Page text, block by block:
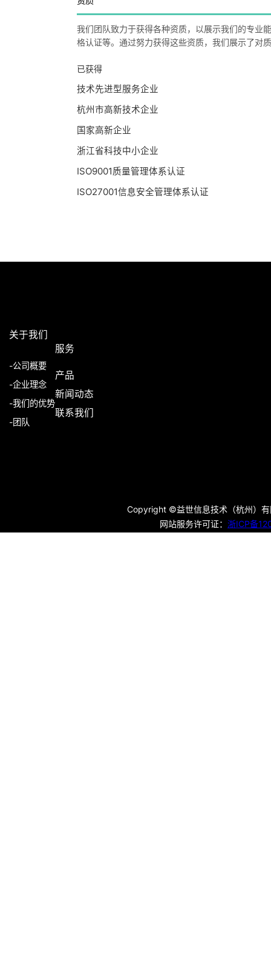
我们团队致力于获得各种资质，以展示我们的专业
格认证等。通过努力获得这些资质，我们展示了对
已获得
技术先进型服务企业
杭州市高新技术企业
国家高新企业
浙江省科技中小企业
ISO9001质量管理体系认证
ISO27001信息安全管理体系认证
关于我们
-公司概要
-企业理念
-我们的优势
-团队
服务
产品
新闻动态
联系我们
Copyright ©益世信息技术（杭州）
网站服务许可证： 浙ICP备